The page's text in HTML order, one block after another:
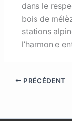
dans le
bois de
stations
l’harmonie
PRÉCÉDENT